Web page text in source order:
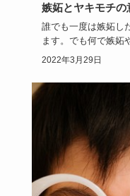
嫉妬とヤキモチの
誰でも一度は嫉妬し
ます。でも何で嫉妬
しょうか？そし…
2022年3月29日